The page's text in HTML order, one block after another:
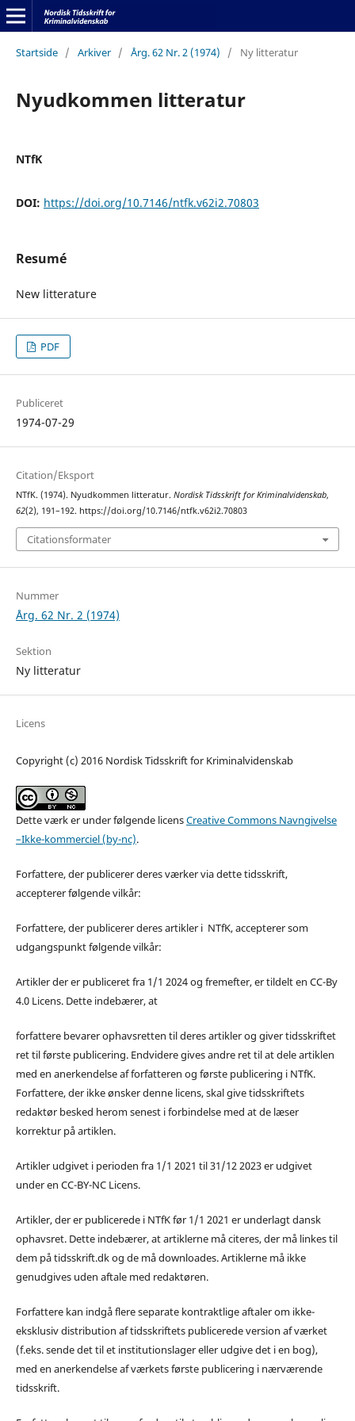
Startside / Arkiver / Årg. 62 Nr. 2 (1974) / Ny litteratur
Nyudkommen litteratur
NTfK
DOI: https://doi.org/10.7146/ntfk.v62i2.70803
Resumé
New litterature
PDF
Publiceret
1974-07-29
Citation/Eksport
NTfK. (1974). Nyudkommen litteratur. Nordisk Tidsskrift for Kriminalvidenskab,
62(2), 191–192. https://doi.org/10.7146/ntfk.v62i2.70803
Citationsformater
Nummer
Årg. 62 Nr. 2 (1974)
Sektion
Ny litteratur
Licens
Copyright (c) 2016 Nordisk Tidsskrift for Kriminalvidenskab
Dette værk er under følgende licensCreative Commons Navngivelse
–Ikke-kommerciel (by-nc).
Forfattere, der publicerer deres værker via dette tidsskrift,
accepterer følgende vilkår:
Forfattere, der publicerer deres artikler i NTfK, accepterer som
udgangspunkt følgende vilkår:
Artikler der er publiceret fra 1/1 2024 og fremefter, er tildelt en CC-By
4.0 Licens. Dette indebærer, at
forfattere bevarer ophavsretten til deres artikler og giver tidsskriftet
ret til første publicering. Endvidere gives andre ret til at dele artiklen
med en anerkendelse af forfatteren og første publicering i NTfK.
Forfattere, der ikke ønsker denne licens, skal give tidsskriftets
redaktør besked herom senest i forbindelse med at de læser
korrektur på artiklen.
Artikler udgivet i perioden fra 1/1 2021 til 31/12 2023 er udgivet
under en CC-BY-NC Licens.
Artikler, der er publicerede i NTfK før 1/1 2021 er underlagt dansk
ophavsret. Dette indebærer, at artiklerne må citeres, der må linkes til
dem på tidsskrift.dk og de må downloades. Artiklerne må ikke
genudgives uden aftale med redaktøren.
Forfattere kan indgå flere separate kontraktlige aftaler om ikke-
eksklusiv distribution af tidsskriftets publicerede version af værket
(f.eks. sende det til et institutionslager eller udgive det i en bog),
med en anerkendelse af værkets første publicering i nærværende
tidsskrift.